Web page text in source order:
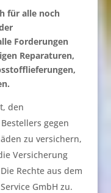
für alle noch
Forderungen
Reparaturen,
den
gegen
zu versichern,
Versicherung
Rechte aus dem
GmbH zu.